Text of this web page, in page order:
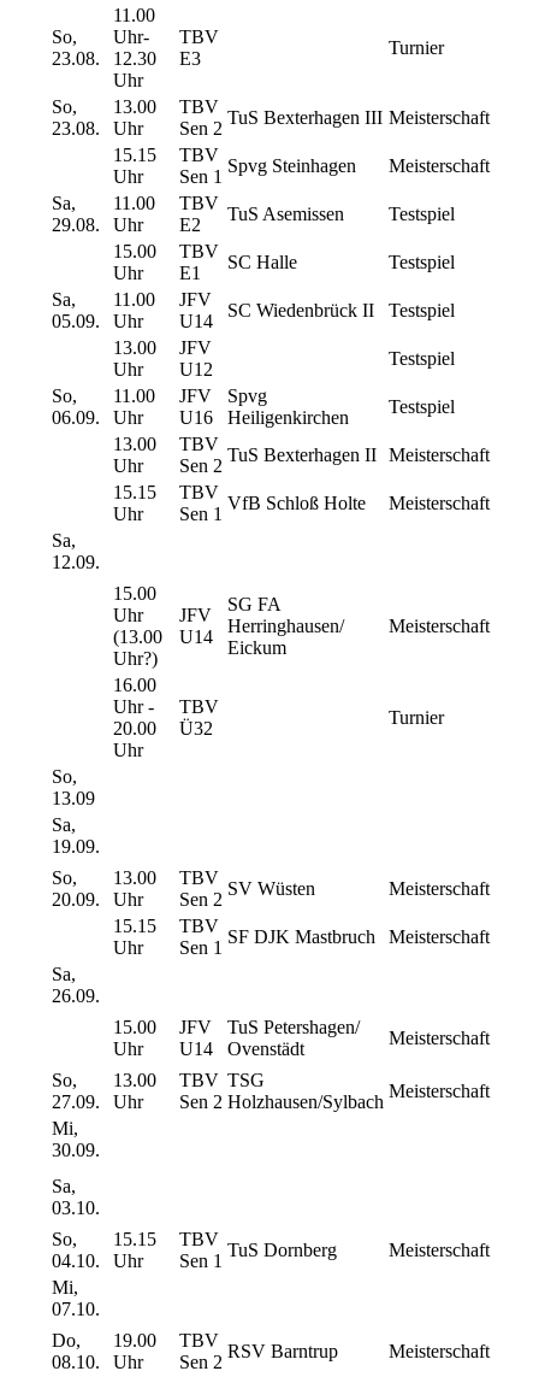
So,
23.08.
11.00
Uhr-
12.30
Uhr
TBV
E3
Turnier
So,
23.08.
13.00
Uhr
TBV
Sen 2
TuS Bexterhagen III Meisterschaft
15.15
Uhr
TBV
Sen 1
Spvg Steinhagen
Meisterschaft
Sa,
29.08.
11.00
Uhr
TBV
E2
TuS Asemissen
Testspiel
15.00
Uhr
TBV
E1
SC Halle
Testspiel
Sa,
05.09.
11.00
Uhr
JFV
U14
SC Wiedenbrück II
Testspiel
13.00
Uhr
JFV
U12
Testspiel
So,
06.09.
11.00
Uhr
JFV
U16
Spvg
Heiligenkirchen
Testspiel
13.00
Uhr
TBV
Sen 2
TuS Bexterhagen II
Meisterschaft
15.15
Uhr
TBV
Sen 1
VfB Schloß Holte
Meisterschaft
Sa,
12.09.
15.00
Uhr
(13.00
Uhr?)
JFV
U14
SG FA
Herringhausen/
Eickum
Meisterschaft
16.00
Uhr -
20.00
Uhr
TBV
Ü32
Turnier
So,
13.09
Sa,
19.09.
So,
20.09.
13.00
Uhr
TBV
Sen 2
SV Wüsten
Meisterschaft
15.15
Uhr
TBV
Sen 1
SF DJK Mastbruch
Meisterschaft
Sa,
26.09.
15.00
Uhr
JFV
U14
TuS Petershagen/
Ovenstädt
Meisterschaft
So,
27.09.
13.00
Uhr
TBV
Sen 2
TSG
Holzhausen/Sylbach
Meisterschaft
Mi,
30.09.
Sa,
03.10.
So,
04.10.
15.15
Uhr
TBV
Sen 1
TuS Dornberg
Meisterschaft
Mi,
07.10.
Do,
08.10.
19.00
Uhr
TBV
Sen 2
RSV Barntrup Meisterschaft